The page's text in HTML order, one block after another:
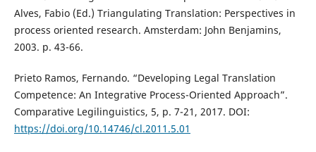
Alves, Fabio (Ed.) Triangulating Translation: Perspectives in
process oriented research. Amsterdam: John Benjamins,
2003. p. 43-66.
Prieto Ramos, Fernando. “Developing Legal Translation
Competence: An Integrative Process-Oriented Approach”.
Comparative Legilinguistics, 5, p. 7-21, 2017. DOI:
https://doi.org/10.14746/cl.2011.5.01